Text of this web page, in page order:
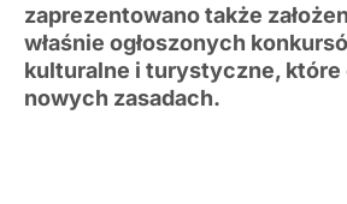
zaprezentowano także
właśnie ogłoszonych
kulturalne i turystyczne, które
nowych zasadach.